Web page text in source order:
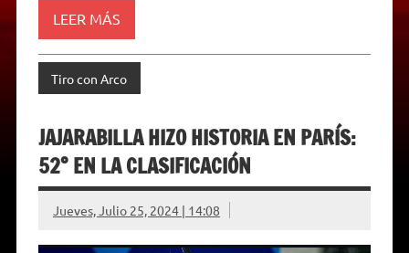
LEER MÁS
Tiro con Arco
JAJARABILLA HIZO HISTORIA EN PARÍS:
52° EN LA CLASIFICACIÓN
Jueves, Julio 25, 2024 | 14:08